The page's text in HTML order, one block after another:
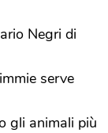
Negri di
serve
gli animali più